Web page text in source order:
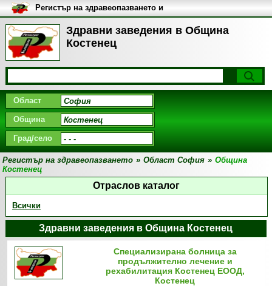
Здравни заведения в Община
Костенец
Регистър на здравеопазването и
медицинските заведения в
България
Област
Община
Град/село
Регистър на здравеопазването » Област София » Община
Костенец
Отраслов каталог
Всички
Здравни заведения в Община Костенец
Специализирана болница за
продължително лечение и
рехабилитация Костенец ЕООД,
Костенец